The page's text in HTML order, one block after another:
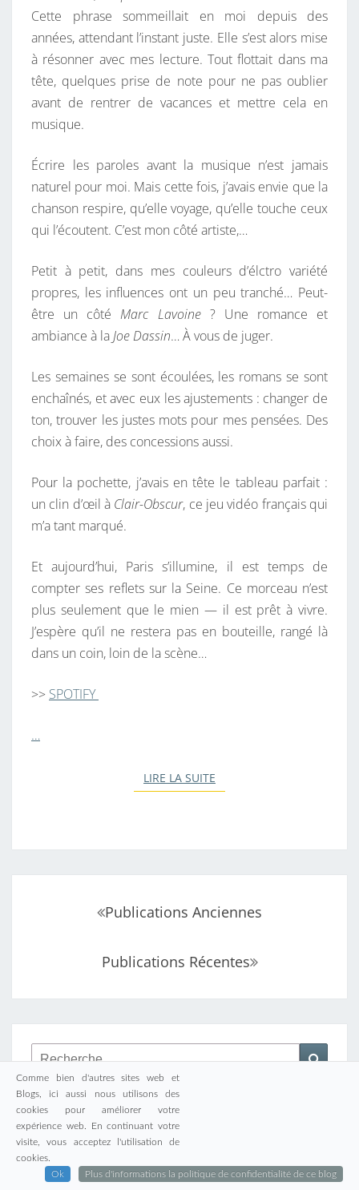
Cette phrase sommeillait en moi depuis des
années, attendant l’instant juste. Elle s’est alors mise
à résonner avec mes lecture. Tout flottait dans ma
tête, quelques prise de note pour ne pas oublier
avant de rentrer de vacances et mettre cela en
musique.
Écrire les paroles avant la musique n’est jamais
naturel pour moi. Mais cette fois, j’avais envie que la
chanson respire, qu’elle voyage, qu’elle touche ceux
qui l’écoutent. C’est mon côté artiste,…
Petit à petit, dans mes couleurs d’élctro variété
propres, les influences ont un peu tranché… Peut-
être un côtéMarc Lavoine? Une romance et
ambiance à la Joe Dassin… À vous de juger.
Les semaines se sont écoulées, les romans se sont
enchaînés, et avec eux les ajustements : changer de
ton, trouver les justes mots pour mes pensées. Des
choix à faire, des concessions aussi.
Pour la pochette, j’avais en tête le tableau parfait :
un clin d’œil à Clair-Obscur, ce jeu vidéo français qui
m’a tant marqué.
Et aujourd’hui, Paris s’illumine, il est temps de
compter ses reflets sur la Seine. Ce morceau n’est
plus seulement que le mien — il est prêt à vivre.
J’espère qu’il ne restera pas en bouteille, rangé là
dans un coin, loin de la scène…
>> SPOTIFY
…
LIRE LA SUITE
Publications Anciennes
Publications Récentes
Rechercher :
Comme bien d'autres sites web et
Blogs, ici aussi nous utilisons des
cookies pour améliorer votre
expérience web. En continuant votre
visite, vous acceptez l'utilisation de
cookies.
Ok
Plus d'informations la politique de confidentialité de ce blog